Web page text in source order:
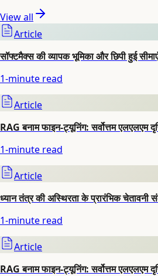
View all
Article
सॉफ्टमैक्स की व्यापक भूमिका और छिपी हुई
1-minute read
Article
RAG बनाम फाइन-ट्यूनिंग: सर्वोत्तम एलएलएम
1-minute read
Article
ध्यान तंत्र की अस्थिरता के प्रारंभिक चेतावनी
1-minute read
Article
RAG बनाम फाइन-ट्यूनिंग: सर्वोत्तम एलएलएम